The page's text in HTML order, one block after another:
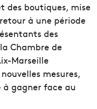
des boutiques, mise
à une période
des
Chambre de
Marseille
mesures,
gagner face au